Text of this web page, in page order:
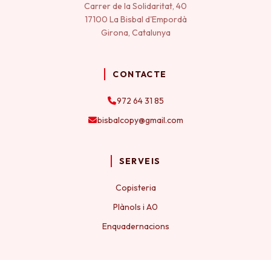
Carrer de la Solidaritat, 40
17100 La Bisbal d'Empordà
Girona, Catalunya
CONTACTE
972 64 31 85
bisbalcopy@gmail.com
SERVEIS
Copisteria
Plànols i A0
Enquadernacions